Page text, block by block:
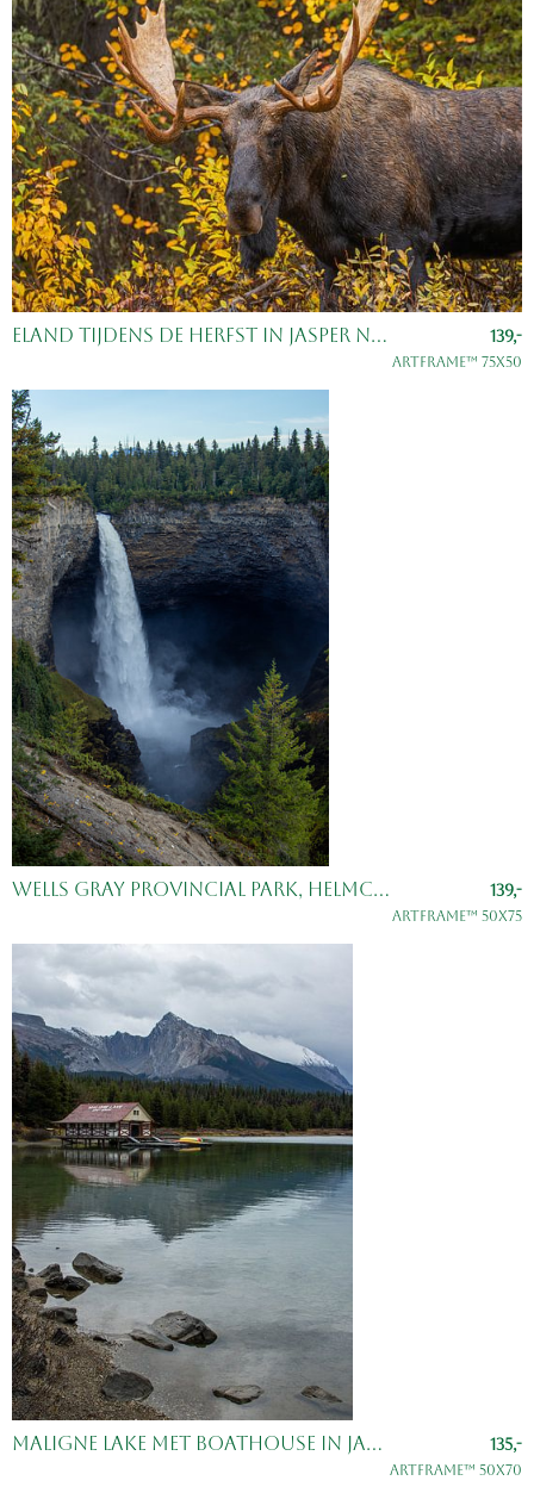
Eland tijdens de herfst in Jasper National Park 139,-
ArtFrame™ 75x50
Wells Gray Provincial Park, Helmcken Falls 139,-
ArtFrame™ 50x75
Maligne Lake met Boathouse in Jasper National Park, Alberta, Canada. 135,-
ArtFrame™ 50x70